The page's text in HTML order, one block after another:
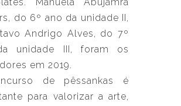
Manuela Abujamra
do 6º ano da unidade II,
Andrigo Alves, do 7º
unidade III, foram os
em 2019.
de pêssankas é
para valorizar a arte,